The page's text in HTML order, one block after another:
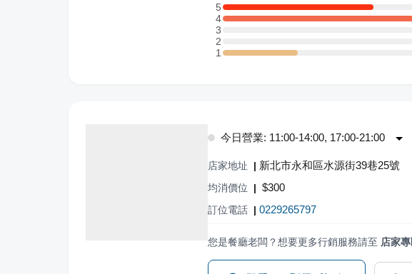
5
5 星：4 則評論
4
4 星：6 則評論
3
3 星：0 則評論
2
2 星：0 則評論
11 星：2 則評論
今日營業: 11:00-14:00, 17:00-21:00
店家地址 | 新北市永和區水源街39巷25號
均消價位 | $300
訂位電話 | 0229265797
您是餐廳老闆？想要更多行銷服務請至 店家